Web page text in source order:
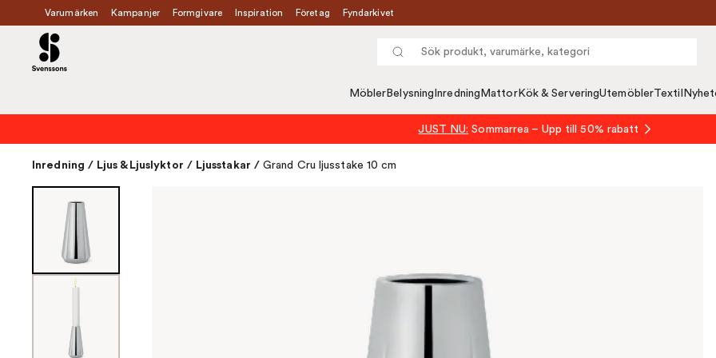
Varumärken Kampanjer Formgivare Inspiration Företag Fyndarkivet
Möbler Belysning Inredning MattorKök & ServeringUtemöblerTextil
JUST NU: Sommarrea – Upp till 50% rabatt
Inredning / Ljus & Ljuslyktor / Ljusstakar / Grand Cru ljusstake 10 cm